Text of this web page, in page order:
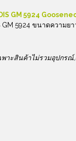
DIS GM 5924
5924 ขนาดความย
พาะสินค้าไม่รวมอุปกรณ์